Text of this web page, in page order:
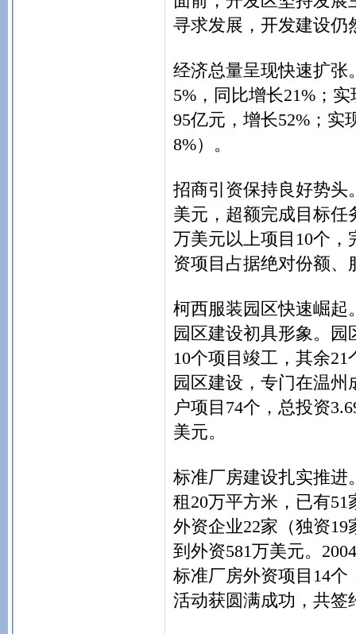
寻求发展，开发建设仍
经济总量呈现快速扩张
5%，同比增长21%；
95亿元，增长52%；实
8%）。
招商引资保持良好势头
美元，超额完成目标任
万美元以上项目10个，
资项目占据绝对份额
柯西服装园区快速崛起
园区建设初具形象。
10个项目竣工，其余
园区建设，专门在温
户项目74个，总投资
美元。
标准厂房建设扎实推进
租20万平方米，已有
外资企业22家（独资19
到外资581万美元。
标准厂房外资项目14个
活动获圆满成功，共签